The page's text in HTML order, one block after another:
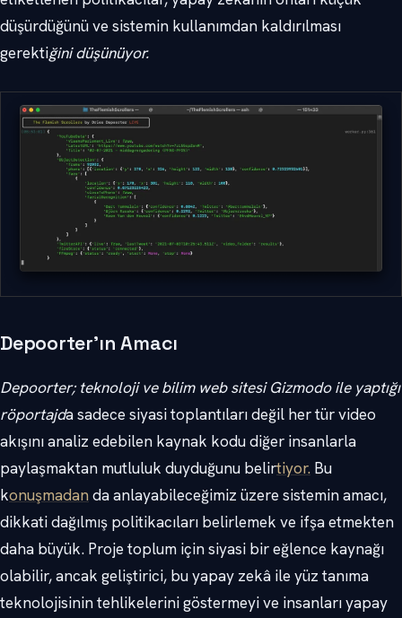
düşürdüğünü ve sistemin kullanımdan kaldırılması
gerektiğini düşünüyor.
Depoorter’ın Amacı
Depoorter; teknoloji ve bilim web sitesi Gizmodo ile yaptığı
röportajda sadece siyasi toplantıları değil her tür video
akışını analiz edebilen kaynak kodu diğer insanlarla
paylaşmaktan mutluluk duyduğunu belirtiyor. Bu
konuşmadan da anlayabileceğimiz üzere sistemin amacı,
dikkati dağılmış politikacıları belirlemek ve ifşa etmekten
daha büyük. Proje toplum için siyasi bir eğlence kaynağı
olabilir, ancak geliştirici, bu yapay zekâ ile yüz tanıma
teknolojisinin tehlikelerini göstermeyi ve insanları yapay